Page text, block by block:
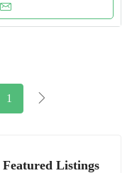
1
Featured Listings